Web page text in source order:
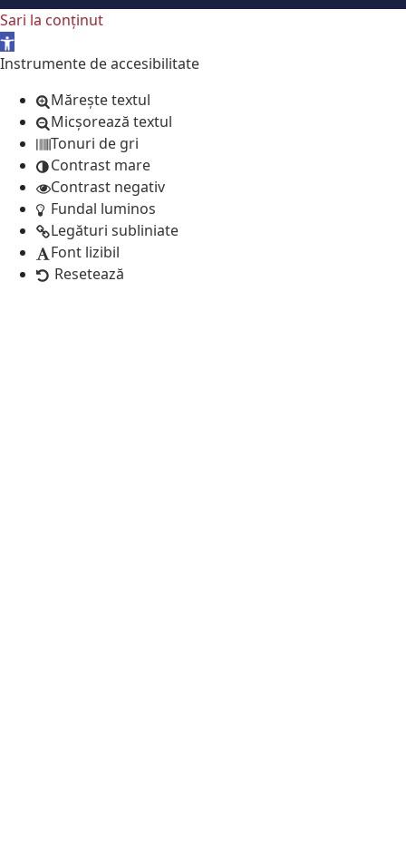
Sari la conținut
Deschide bara de unelte
Instrumente de accesibilitate
Mărește textul
Micșorează textul
Tonuri de gri
Contrast mare
Contrast negativ
Fundal luminos
Legături subliniate
Font lizibil
Resetează